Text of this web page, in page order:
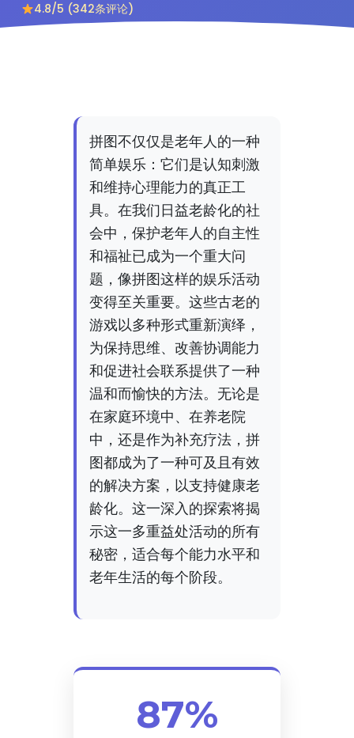
4.8/5 (342条评论)
拼图不仅仅是老年人的一种
简单娱乐：它们是认知刺激
和维持心理能力的真正工
具。在我们日益老龄化的社
会中，保护老年人的自主性
和福祉已成为一个重大问
题，像拼图这样的娱乐活动
变得至关重要。这些古老的
游戏以多种形式重新演绎，
为保持思维、改善协调能力
和促进社会联系提供了一种
温和而愉快的方法。无论是
在家庭环境中、在养老院
中，还是作为补充疗法，拼
图都成为了一种可及且有效
的解决方案，以支持健康老
龄化。这一深入的探索将揭
示这一多重益处活动的所有
秘密，适合每个能力水平和
老年生活的每个阶段。
87%